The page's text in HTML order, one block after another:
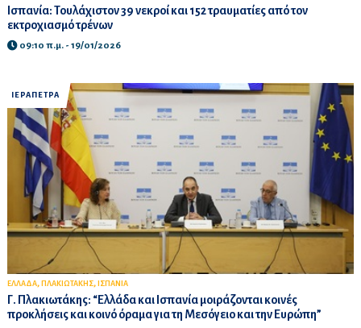
Ισπανία: Τουλάχιστον 39 νεκροί και 152 τραυματίες από τον
εκτροχιασμό τρένων
09:10 π.μ. - 19/01/2026
ΙΕΡΑΠΕΤΡΑ
ΕΛΛΑΔΑ, ΠΛΑΚΙΩΤΑΚΗΣ, ΙΣΠΑΝΙΑ
Γ. Πλακιωτάκης: “Ελλάδα και Ισπανία μοιράζονται κοινές
προκλήσεις και κοινό όραμα για τη Μεσόγειο και την Ευρώπη”